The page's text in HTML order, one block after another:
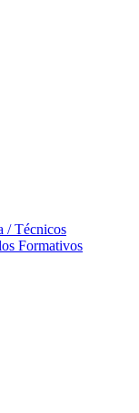
/ Técnicos
Formativos